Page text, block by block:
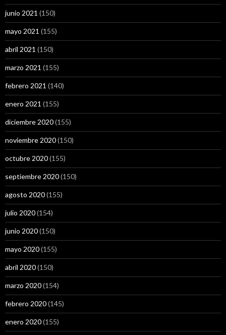
junio 2021 (150)
mayo 2021 (155)
abril 2021 (150)
marzo 2021 (155)
febrero 2021 (140)
enero 2021 (155)
diciembre 2020(155)
noviembre 2020(150)
octubre 2020(155)
septiembre 2020(150)
agosto 2020(155)
julio 2020(154)
junio 2020(150)
mayo 2020(155)
abril 2020(150)
marzo 2020(154)
febrero 2020(145)
enero 2020(155)